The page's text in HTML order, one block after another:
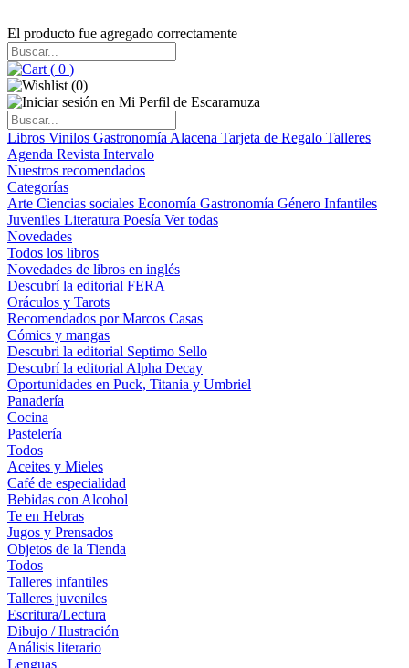
El producto fue agregado correctamente
( 0 )
(0)
Libros Vinilos Gastronomía Alacena Tarjeta de Regalo Talleres
Agenda Revista Intervalo
Nuestros recomendados
Categorías
Arte Ciencias sociales Economía Gastronomía Género Infantiles
Juveniles Literatura Poesía Ver todas
Novedades
Todos los libros
Novedades de libros en inglés
Descubrí la editorial FERA
Oráculos y Tarots
Recomendados por Marcos Casas
Cómics y mangas
Descubri la editorial Septimo Sello
Descubrí la editorial Alpha Decay
Oportunidades en Puck, Titania y Umbriel
Panadería
Cocina
Pastelería
Todos
Aceites y Mieles
Café de especialidad
Bebidas con Alcohol
Te en Hebras
Jugos y Prensados
Objetos de la Tienda
Todos
Talleres infantiles
Talleres juveniles
Escritura/Lectura
Dibujo / Ilustración
Análisis literario
Lenguas